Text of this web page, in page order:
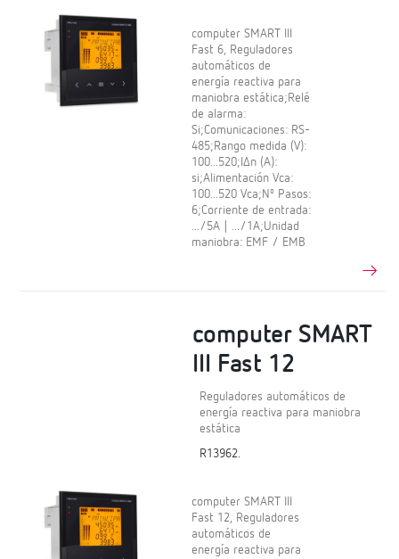
computer SMART III
Fast 6, Reguladores
automáticos de
energía reactiva para
maniobra estática;Relé
de alarma:
Si;Comunicaciones: RS-
485;Rango medida (V):
100...520;IΔn (A):
si;Alimentación Vca:
100...520 Vca;Nº Pasos:
6;Corriente de entrada:
.../5A | .../1A;Unidad
maniobra: EMF / EMB
computer SMART
III Fast 12
Reguladores automáticos de
energía reactiva para maniobra
estática
R13962.
computer SMART III
Fast 12, Reguladores
automáticos de
energía reactiva para